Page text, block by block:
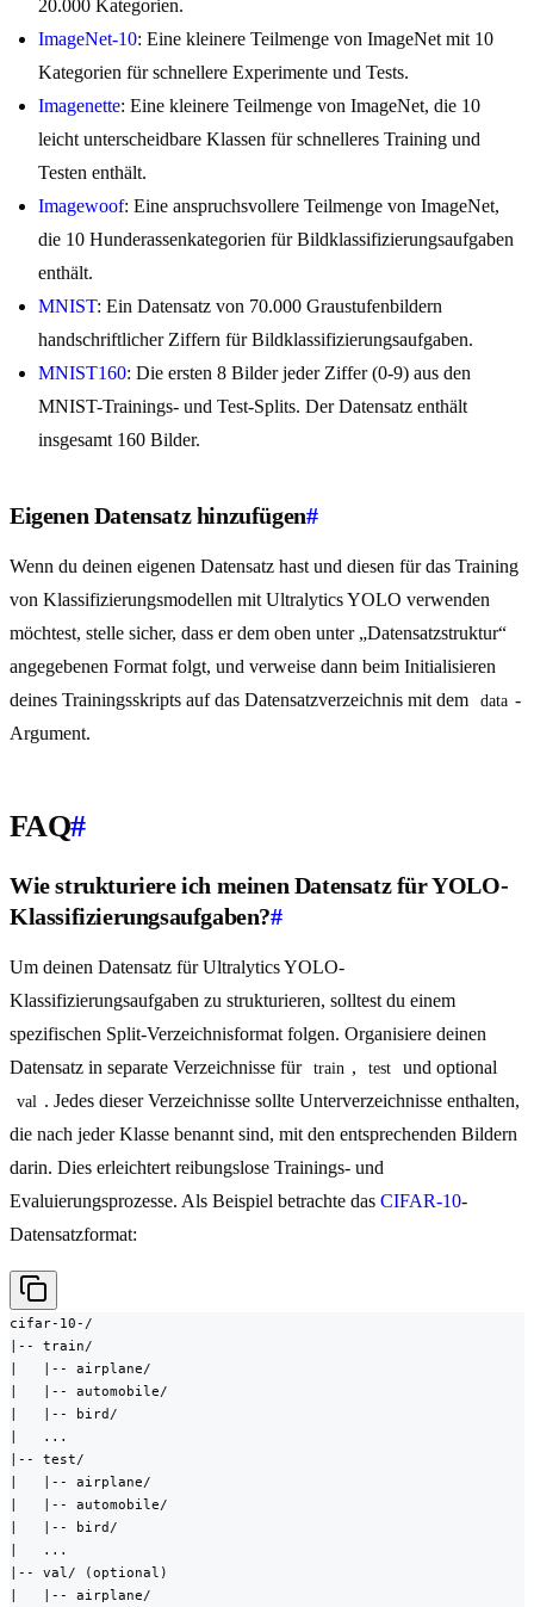
20.000 Kategorien.
ImageNet-10: Eine kleinere Teilmenge von ImageNet mit 10
Kategorien für schnellere Experimente und Tests.
Imagenette: Eine kleinere Teilmenge von ImageNet, die 10
leicht unterscheidbare Klassen für schnelleres Training und
Testen enthält.
Imagewoof: Eine anspruchsvollere Teilmenge von ImageNet,
die 10 Hunderassenkategorien für Bildklassifizierungsaufgaben
enthält.
MNIST: Ein Datensatz von 70.000 Graustufenbildern
handschriftlicher Ziffern für Bildklassifizierungsaufgaben.
MNIST160: Die ersten 8 Bilder jeder Ziffer (0-9) aus den
MNIST-Trainings- und Test-Splits. Der Datensatz enthält
insgesamt 160 Bilder.
Eigenen Datensatz hinzufügen#
Wenn du deinen eigenen Datensatz hast und diesen für das Training
von Klassifizierungsmodellen mit Ultralytics YOLO verwenden
möchtest, stelle sicher, dass er dem oben unter „Datensatzstruktur“
angegebenen Format folgt, und verweise dann beim Initialisieren
deines Trainingsskripts auf das Datensatzverzeichnis mit dem
data -
Argument.
FAQ#
Wie strukturiere ich meinen Datensatz für YOLO-
Klassifizierungsaufgaben?#
Um deinen Datensatz für Ultralytics YOLO-
Klassifizierungsaufgaben zu strukturieren, solltest du einem
spezifischen Split-Verzeichnisformat folgen. Organisiere deinen
Datensatz in separate Verzeichnisse für train , test und optional
val . Jedes dieser Verzeichnisse sollte Unterverzeichnisse enthalten,
die nach jeder Klasse benannt sind, mit den entsprechenden Bildern
darin. Dies erleichtert reibungslose Trainings- und
Evaluierungsprozesse. Als Beispiel betrachte das CIFAR-10-
Datensatzformat:
cifar-10-/
|-- train/
|   |-- airplane/
|   |-- automobile/
|   |-- bird/
|   ...
|-- test/
|   |-- airplane/
|   |-- automobile/
|   |-- bird/
|   ...
|-- val/ (optional)
|   |-- airplane/